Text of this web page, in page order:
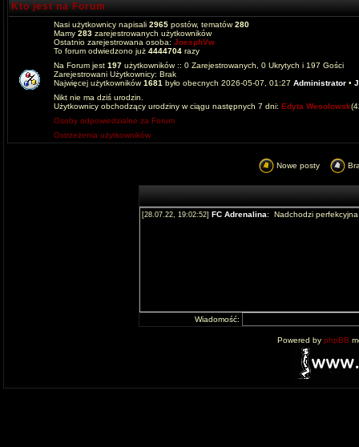
Kto jest na Forum
Nasi użytkownicy napisali 2965 postów, tematów280
Mamy 283 zarejestrowanych użytkowników
Ostatnio zarejestrowana osoba: JoesphVw
To forum odwiedzono już 4444704 razy
Na Forum jest 197 użytkowników :: 0 Zarejestrowanych, 0 Ukrytych i 197 Gości
Zarejestrowani Użytkownicy: Brak
Najwięcej użytkowników1681 było obecnych 2026-05-07, 01:27 Administrator •
Nikt nie ma dziś urodzin.
Użytkownicy obchodzący urodziny w ciągu następnych 7 dni: Edyta Wesolowsk
Osoby odpowiedzialne za Forum
Ostrzeżenia użytkowników
Nowe posty
Wiadomość:
Powered by phpBB